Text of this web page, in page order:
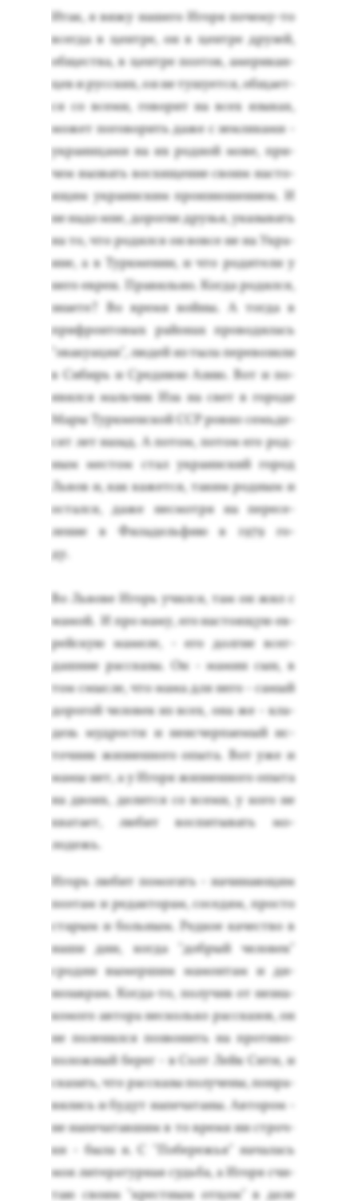
Итак, я ви­жу на­шего Иго­ря по­чему-то
всег­да в цен­тре, он в цен­тре дру­зей,
об­щес­тва, в цен­тре по­этов, аме­рикан­
цев и рус­ских, он не ту­шу­ет­ся, об­ща­ет­
ся со все­ми, го­ворит на всех язы­ках,
мо­жет по­гово­рить да­же с зем­ля­ками -
ук­ра­ин­ца­ми на их род­ной мо­ве, при­
чем выз­вать вос­хи­щение сво­им нас­то­
ящим ук­ра­ин­ским про­из­но­шени­ем. И
не на­до мне, до­рогие друзья, ука­зывать
на то, что ро­дил­ся он вов­се не на Ук­ра­
ине, а в Тур­кме­нии, и что ро­дите­ли у
не­го ев­реи. Пра­виль­но. Ког­да ро­дил­ся,
зна­ете? Во вре­мя вой­ны. А тог­да в
приф­ронто­вых рай­онах про­води­лась
"эва­ку­ация", лю­дей из ты­ла пе­рево­зили
в Си­бирь и Сред­нюю Азию. Вот и по­
явил­ся маль­чик Иза на свет в го­роде
Ма­ры Тур­кменской ССР ров­но семь­де­
сят лет на­зад. А по­том, по­том его род­
ным мес­том стал ук­ра­ин­ский го­род
Ль­вов и, как ка­жет­ся, та­ким род­ным и
ос­тался, да­же нес­мотря на пе­ресе­
ление в Фи­ладель­фию в 1979 го­
ду.
Во Ль­во­ве Игорь учил­ся, там он жил с
ма­мой. И про ма­му, его нас­то­ящую ев­
рей­скую ма­меле, - его дол­гие всег­
дашние рас­ска­зы. Он - ма­мин сын, в
том смыс­ле, что ма­ма для не­го - са­мый
до­рогой че­ловек из всех, она же - кла­
дезь муд­рости и не­ис­черпа­емый ис­
точник жиз­ненно­го опы­та. Вот уже и
ма­мы нет, а у Иго­ря жиз­ненно­го опы­та
на дво­их, де­лит­ся со все­ми, у ко­го не
хва­та­ет, лю­бит вос­пи­тывать мо­
лодежь.
Игорь лю­бит по­могать - на­чина­ющим
по­этам и ре­дак­то­рам, со­седям, прос­то
ста­рым и боль­ным. Ред­кое ка­чес­тво в
на­ши дни, ког­да "доб­рый че­ловек"
срод­ни вы­мер­шим ма­мон­там и ди­
нозав­рам. Ког­да-то, по­лучив от нез­на­
комо­го ав­то­ра нес­коль­ко рас­ска­зов, он
не по­ленил­ся поз­во­нить на про­тиво­
полож­ный бе­рег - в Солт Лейк Си­ти, и
ска­зать, что рас­ска­зы по­луче­ны, пон­ра­
вились и бу­дут на­печа­таны. Ав­то­ром -
не на­печа­тав­шим в то вре­мя ни строч­
ки - бы­ла я. С "По­бережья" на­чалась
моя ли­тера­тур­ная судь­ба, а Иго­ря счи­
таю сво­им "крес­тным от­цом" в де­ле